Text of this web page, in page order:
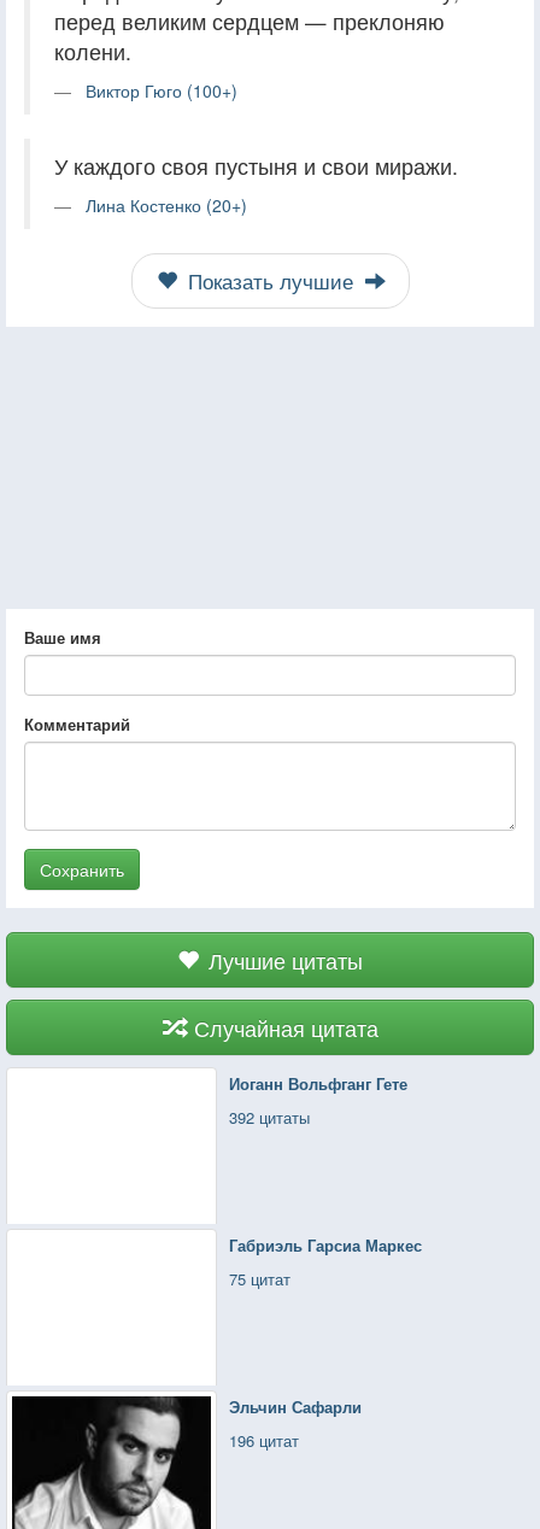
перед великим сердцем — преклоняю
колени.
Виктор Гюго (100+)
У каждого своя пустыня и свои миражи.
Лина Костенко (20+)
Показать лучшие
Ваше имя
Комментарий
Сохранить
Лучшие цитаты
Случайная цитата
Иоганн Вольфганг Гете
392 цитаты
Габриэль Гарсиа Маркес
75 цитат
Эльчин Сафарли
196 цитат